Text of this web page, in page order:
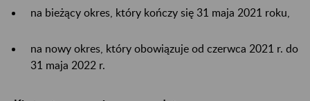
na bieżący okres, który kończy się 31 maja 2021 roku,
na nowy okres, który obowiązuje od czerwca 2021 r. do
31 maja 2022 r.